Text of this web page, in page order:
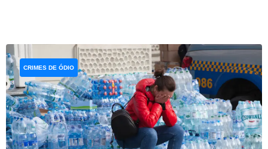
CRIMES DE ÓDIO